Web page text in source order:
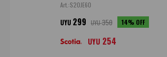
S20JE60
UYU 299 UYU350 14
UYU 254